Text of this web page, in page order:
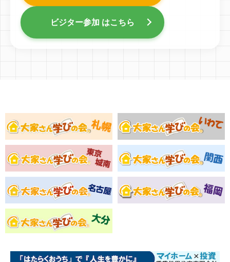
ビジター参加 はこちら